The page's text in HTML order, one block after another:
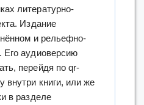
литературно-
Издание
и рельефно-
аудиоверсию
перейдя по qr-
внутри книги, или же
в разделе